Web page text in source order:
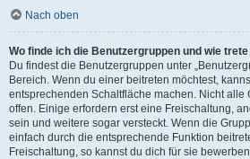
Nach oben
Wo finde ich die Benutzergruppen und wie
Du findest die Benutzergruppen unter
Bereich. Wenn du einer beitreten möchtest,
entsprechenden Schaltfläche machen. Nicht alle
offen. Einige erfordern erst eine Freischaltung,
sein und weitere sogar versteckt. Wenn die
einfach durch die entsprechende Funktion
Freischaltung, so kannst du dich für sie